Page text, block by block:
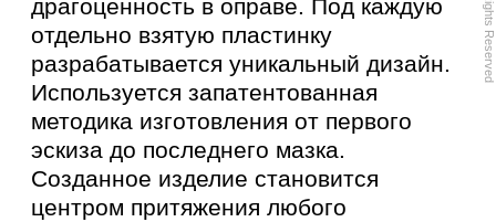
пространства.
КОЛЛЕКЦИИ:
ROCK
Deepology Four Seasons
Electronic Music of 90s/00s
The Art of Dj Electric
Various